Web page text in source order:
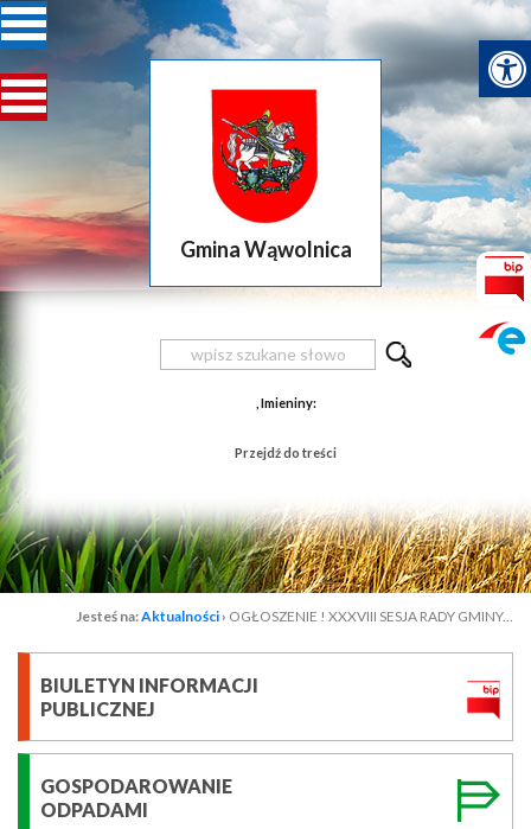
Gmina Wąwolnica
, Imieniny:
Przejdź do treści
Jesteś na:Aktualności › OGŁOSZENIE ! XXXVIII SESJA RADY GMINY...
BIULETYN INFORMACJI
PUBLICZNEJ
GOSPODAROWANIE
ODPADAMI